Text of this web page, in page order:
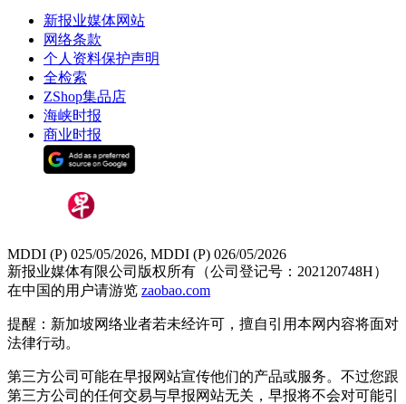
新报业媒体网站
网络条款
个人资料保护声明
全检索
ZShop集品店
海峡时报
商业时报
MDDI (P) 025/05/2026, MDDI (P) 026/05/2026
新报业媒体有限公司版权所有（公司登记号：202120748H）
在中国的用户请游览 zaobao.com
提醒：新加坡网络业者若未经许可，擅自引用本网内容将面对
法律行动。
第三方公司可能在早报网站宣传他们的产品或服务。不过您跟
第三方公司的任何交易与早报网站无关，早报将不会对可能引